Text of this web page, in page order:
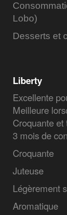
Lobo)
Desserts et
Liberty
Excellente
Meilleure
Croquante
3 mois de
Croquante
Juteuse
Légèrement
Aromatique